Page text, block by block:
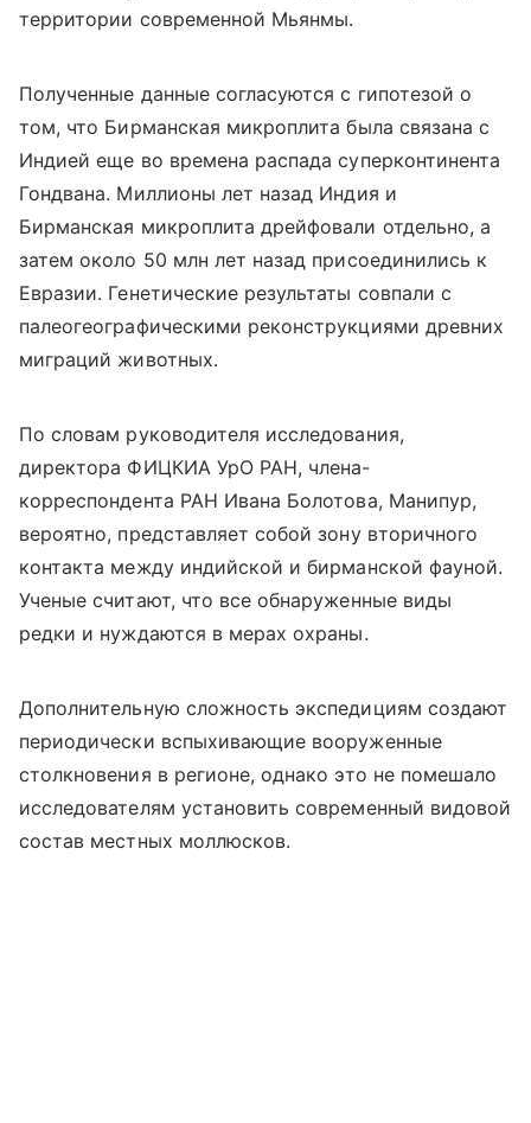
территории современной Мьянмы.
Полученные данные согласуются с гипотезой о
том, что Бирманская микроплита была связана с
Индией еще во времена распада суперконтинента
Гондвана. Миллионы лет назад Индия и
Бирманская микроплита дрейфовали отдельно, а
затем около 50 млн лет назад присоединились к
Евразии. Генетические результаты совпали с
палеогеографическими реконструкциями древних
миграций животных.
По словам руководителя исследования,
директора ФИЦКИА УрО РАН, члена-
корреспондента РАН Ивана Болотова, Манипур,
вероятно, представляет собой зону вторичного
контакта между индийской и бирманской фауной.
Ученые считают, что все обнаруженные виды
редки и нуждаются в мерах охраны.
Дополнительную сложность экспедициям создают
периодически вспыхивающие вооруженные
столкновения в регионе, однако это не помешало
исследователям установить современный видовой
состав местных моллюсков.